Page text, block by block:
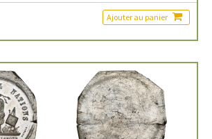
Ajouter au panier